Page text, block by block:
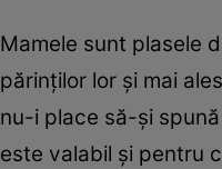
Mamele sunt plasele
părinţilor lor şi mai
nu-i place să-şi
este valabil şi pentru